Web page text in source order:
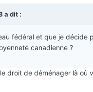
a dit :
fédéral et que je décide
canadienne ?
droit de déménager là où